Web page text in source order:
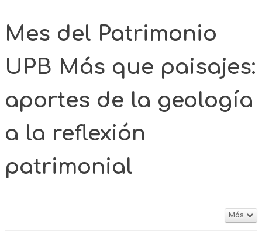
Mes del Patrimonio
UPB Más que paisajes:
aportes de la geología
a la reflexión
patrimonial
Más